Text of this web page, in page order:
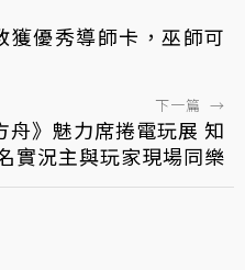
獲優秀導師卡，巫師可
下一篇 →
舟》魅力席捲電玩展 知
實況主與玩家現場同樂